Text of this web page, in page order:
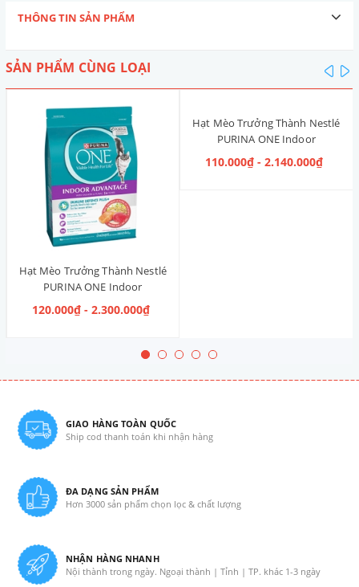
THÔNG TIN SẢN PHẨM
SẢN PHẨM CÙNG LOẠI
Hạt Mèo Trưởng Thành Nestlé
PURINA ONE Indoor
Advantage Salmon & Tuna [Vị
Cá Hồi & Cá Ngừ]
120.000₫ - 2.300.000₫
Hạt Mèo Trưởng Thành Nestlé
PURINA ONE Indoor
Advantage [Vị Gà]
110.000₫ - 2.140.000₫
GIAO HÀNG TOÀN QUỐC
Ship cod thanh toán khi nhận hàng
ĐA DẠNG SẢN PHẨM
Hơn 3000 sản phẩm chọn lọc & chất lượng
NHẬN HÀNG NHANH
Nội thành trong ngày. Ngoại thành | Tỉnh | TP. khác 1-3 ngày